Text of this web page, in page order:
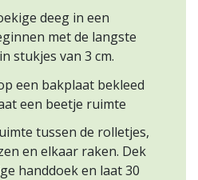
deeg in een
met de langste
stukjes van 3 cm.
een bakplaat bekleed
een beetje ruimte
tussen de rolletjes,
en elkaar raken. Dek
handdoek en laat 30